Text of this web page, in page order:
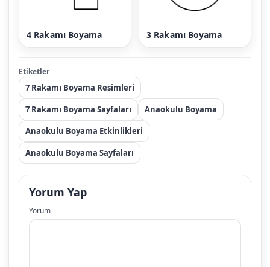
4 Rakamı Boyama 3 Rakamı Boyama
Etiketler
7 Rakamı Boyama Resimleri
7 Rakamı Boyama Sayfaları
Anaokulu Boyama
Anaokulu Boyama Etkinlikleri
Anaokulu Boyama Sayfaları
Yorum Yap
Yorum